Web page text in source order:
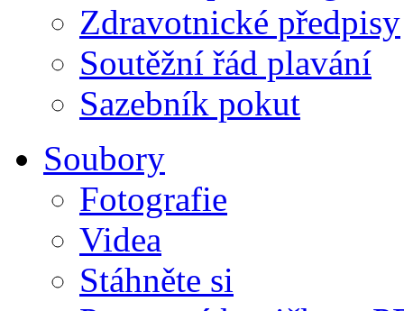
Zdravotnické předpisy
Soutěžní řád plavání
Sazebník pokut
Soubory
Fotografie
Videa
Stáhněte si